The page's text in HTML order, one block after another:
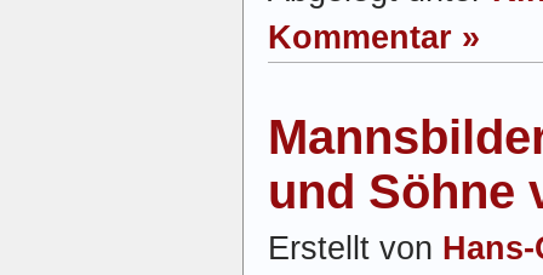
Kommentar »
und Söhne
Erstellt von